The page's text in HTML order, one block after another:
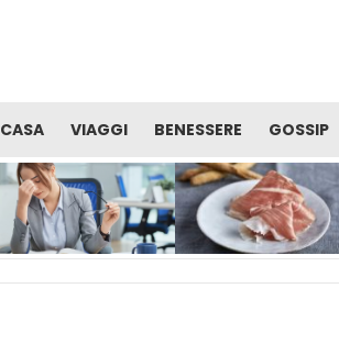
CASA VIAGGI BENESSERE GOSSIP
UTILE PER RECUPERARE DANIELE: ALIMENTO